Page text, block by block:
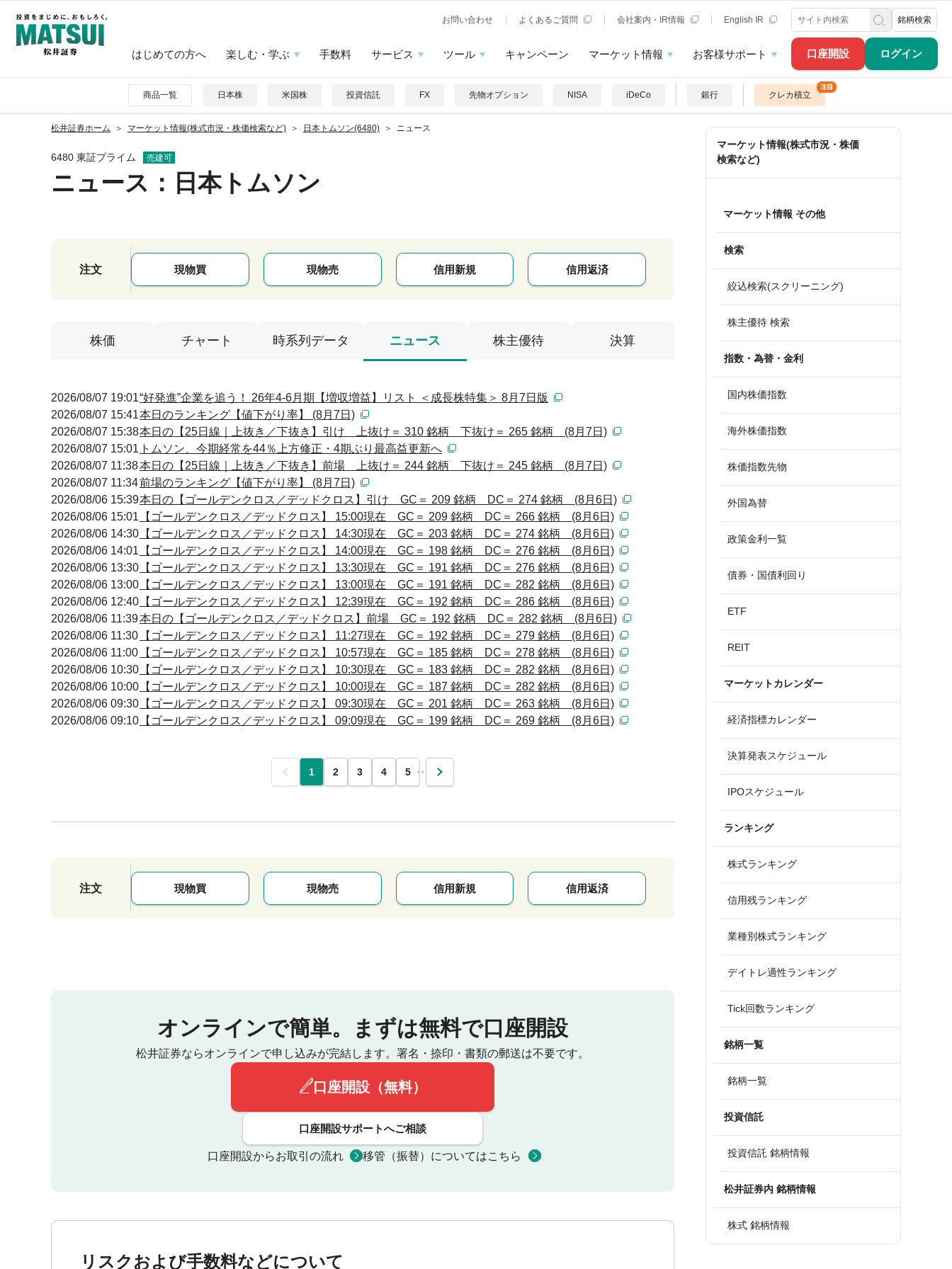
口座開設 ログイン
お問い合わせ よくあるご質問 会社案内・IR情報 English IR 銘柄検索
はじめての方へ 楽しむ・学ぶ 手数料 サービス ツール キャンペーン マーケット情報 お客様サポート
商品一覧 日本株 米国株 投資信託 FX 先物オプション NISA iDeCo 銀行 クレカ積立
松井証券ホーム マーケット情報(株式市況・株価検索など) 日本トムソン(6480) ニュース
6480 東証プライム 売建可
ニュース ：日本トムソン
注文 現物買 現物売 信用新規 信用返済
株価 チャート 時系列データ ニュース 株主優待 決算
2026/08/07 19:01“好発進”企業を追う！ 26年4-6月期【増収増益】リスト ＜成長株特集＞ 8月7日版
2026/08/07 15:41本日のランキング【値下がり率】 (8月7日)
2026/08/07 15:38本日の【25日線｜上抜き／下抜き】引け 上抜け＝ 310 銘柄 下抜け＝ 265 銘柄 (8月7日)
2026/08/07 15:01 トムソン、今期経常を44％上方修正・4期ぶり最高益更新へ
2026/08/07 11:38本日の【25日線｜上抜き／下抜き】前場 上抜け＝ 244 銘柄 下抜け＝ 245 銘柄 (8月7日)
2026/08/07 11:34前場のランキング【値下がり率】 (8月7日)
2026/08/06 15:39本日の【ゴールデンクロス／デッドクロス】引け GC＝ 209 銘柄 DC＝ 274 銘柄 (8月6日)
2026/08/06 15:01
【ゴールデンクロス／デッドクロス】 15:00現在 GC＝ 209 銘柄 DC＝ 266 銘柄 (8月6日)
2026/08/06 14:30 【ゴールデンクロス／デッドクロス】 14:30現在 GC＝ 203 銘柄 DC＝ 274 銘柄 (8月6日)
2026/08/06 14:01
【ゴールデンクロス／デッドクロス】 14:00現在 GC＝ 198 銘柄 DC＝ 276 銘柄 (8月6日)
2026/08/06 13:30 【ゴールデンクロス／デッドクロス】 13:30現在 GC＝ 191 銘柄 DC＝ 276 銘柄 (8月6日)
2026/08/06 13:00 【ゴールデンクロス／デッドクロス】 13:00現在 GC＝ 191 銘柄 DC＝ 282 銘柄 (8月6日)
2026/08/06 12:40 【ゴールデンクロス／デッドクロス】 12:39現在 GC＝ 192 銘柄 DC＝ 286 銘柄 (8月6日)
2026/08/06 11:39本日の【ゴールデンクロス／デッドクロス】前場 GC＝ 192 銘柄 DC＝ 282 銘柄 (8月6日)
2026/08/06 11:30
【ゴールデンクロス／デッドクロス】 11:27現在 GC＝ 192 銘柄 DC＝ 279 銘柄 (8月6日)
2026/08/06 11:00
【ゴールデンクロス／デッドクロス】 10:57現在 GC＝ 185 銘柄 DC＝ 278 銘柄 (8月6日)
2026/08/06 10:30 【ゴールデンクロス／デッドクロス】 10:30現在 GC＝ 183 銘柄 DC＝ 282 銘柄 (8月6日)
2026/08/06 10:00 【ゴールデンクロス／デッドクロス】 10:00現在 GC＝ 187 銘柄 DC＝ 282 銘柄 (8月6日)
2026/08/06 09:30 【ゴールデンクロス／デッドクロス】 09:30現在 GC＝ 201 銘柄 DC＝ 263 銘柄 (8月6日)
2026/08/06 09:10 【ゴールデンクロス／デッドクロス】 09:09現在 GC＝ 199 銘柄 DC＝ 269 銘柄 (8月6日)
前 1 2 3 4 5 … 次
注文 現物買 現物売 信用新規 信用返済
オンラインで簡単。 まずは無料で口座開設
松井証券ならオンラインで申し込みが完結します。 署名・捺印・書類の郵送は不要です。
口座開設（無料）
口座開設サポートへご相談
口座開設からお取引の流れ 移管（振替）についてはこちら
リスクおよび手数料などについて
マーケット情報(株式市況・株価
検索など)
マーケット情報 その他
検索
絞込検索(スクリーニング)
株主優待 検索
指数・為替・金利
国内株価指数
海外株価指数
株価指数先物
外国為替
政策金利一覧
債券・国債利回り
ETF
REIT
マーケットカレンダー
経済指標カレンダー
決算発表スケジュール
IPOスケジュール
ランキング
株式ランキング
信用残ランキング
業種別株式ランキング
デイトレ適性ランキング
Tick回数ランキング
銘柄一覧
銘柄一覧
投資信託
投資信託 銘柄情報
松井証券内 銘柄情報
株式 銘柄情報